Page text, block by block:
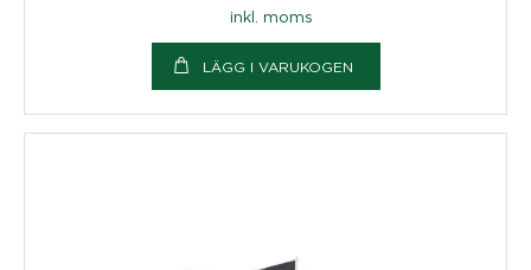
inkl. moms
LÄGG I VARUKOGEN